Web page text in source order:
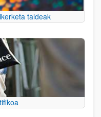
taldeak